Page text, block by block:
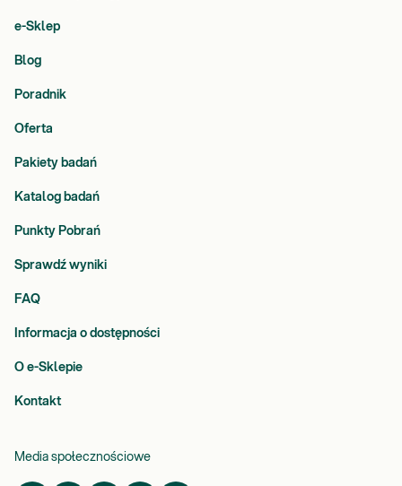
e-Sklep
Blog
Poradnik
Oferta
Pakiety badań
Katalog badań
Punkty Pobrań
Sprawdź wyniki
FAQ
Informacja o dostępności
O e-Sklepie
Kontakt
Media społecznościowe